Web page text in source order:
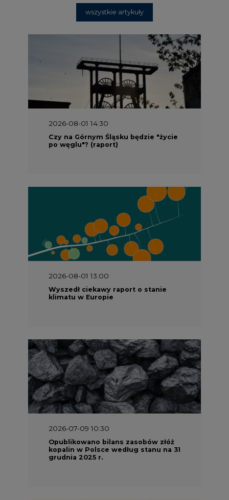
wszystkie artykuły
2026-08-01 14:30
Czy na Górnym Śląsku będzie "życie
po węglu"? (raport)
2026-08-01 13:00
Wyszedł ciekawy raport o stanie
klimatu w Europie
2026-07-09 10:30
Opublikowano bilans zasobów złóż
kopalin w Polsce według stanu na 31
grudnia 2025 r.